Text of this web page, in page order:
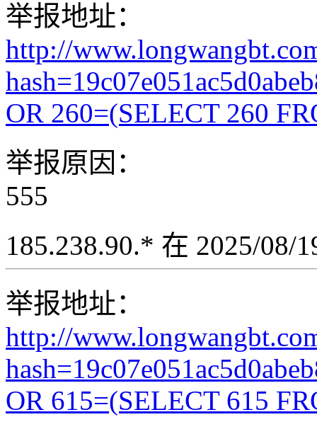
举报地址：
http://
OR 260=(SELECT 260
举报原因：
555
185.238.90.* 在 2025/08/
举报地址：
http://
OR 615=(SELECT 615